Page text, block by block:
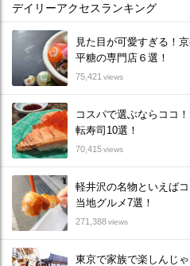
デイリーアクセスランキング
見た目が可愛すぎる！
平糖の専門店６選！
75,421 views
コスパで選ぶならココ
転寿司10選！
70,415views
軽井沢の名物といえば
当地グルメ7選！
271,388views
東京で家族で楽しんじ